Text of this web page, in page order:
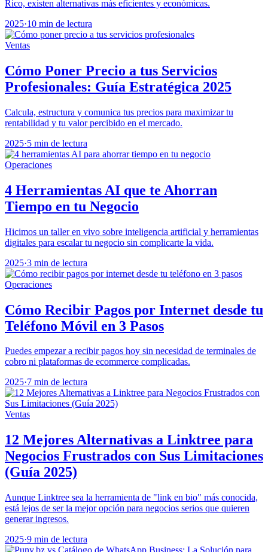
Rico, existen alternativas más eficientes y económicas.
2025·10 min de lectura
Ventas
Cómo Poner Precio a tus Servicios
Profesionales: Guía Estratégica 2025
Calcula, estructura y comunica tus precios para maximizar tu
rentabilidad y tu valor percibido en el mercado.
2025·5 min de lectura
Operaciones
4 Herramientas AI que te Ahorran
Tiempo en tu Negocio
Hicimos un taller en vivo sobre inteligencia artificial y herramientas
digitales para escalar tu negocio sin complicarte la vida.
2025·3 min de lectura
Operaciones
Cómo Recibir Pagos por Internet desde tu
Teléfono Móvil en 3 Pasos
Puedes empezar a recibir pagos hoy sin necesidad de terminales de
cobro ni plataformas de ecommerce complicadas.
2025·7 min de lectura
Ventas
12 Mejores Alternativas a Linktree para
Negocios Frustrados con Sus Limitaciones
(Guía 2025)
Aunque Linktree sea la herramienta de "link en bio" más conocida,
está lejos de ser la mejor opción para negocios serios que quieren
generar ingresos.
2025·9 min de lectura